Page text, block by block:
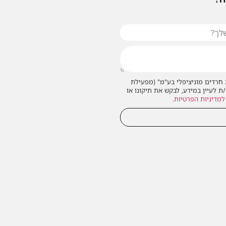
מוניציפלי בע"מ" (מפעילת
ת לעיין במידע, לבקש את תיקונו או
למדיניות הפרטיות.